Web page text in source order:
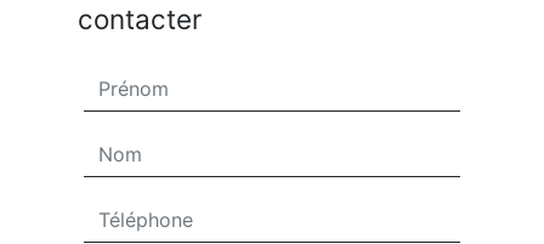
contacter